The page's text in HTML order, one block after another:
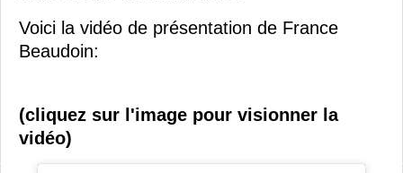
Voici la vidéo de présentation de France
Beaudoin:
(cliquez sur l'image pour visionner la
vidéo)